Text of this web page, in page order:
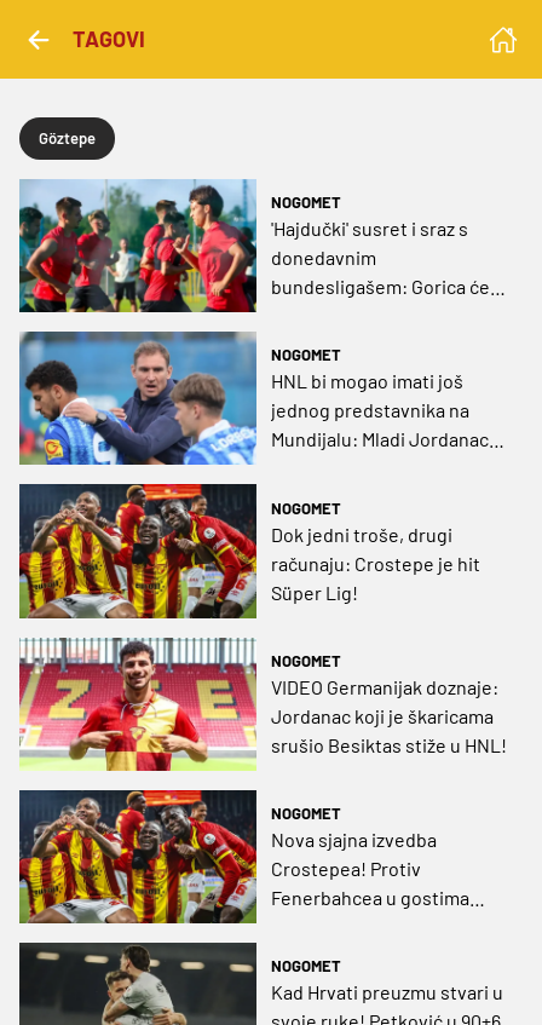
TAGOVI
Göztepe
NOGOMET
'Hajdučki' susret i sraz s
donedavnim
bundesligašem: Gorica će
pravim testovima
NOGOMET
HNL bi mogao imati još
jednog predstavnika na
Mundijalu: Mladi Jordanac
NOGOMET
Dok jedni troše, drugi
računaju: Crostepe je hit
Süper Lig!
NOGOMET
VIDEO Germanijak doznaje:
Jordanac koji je škaricama
srušio Besiktas stiže u HNL!
NOGOMET
Nova sjajna izvedba
Crostepea! Protiv
Fenerbahcea u gostima
nedostajalo i za sva tri!
NOGOMET
Kad Hrvati preuzmu stvari u